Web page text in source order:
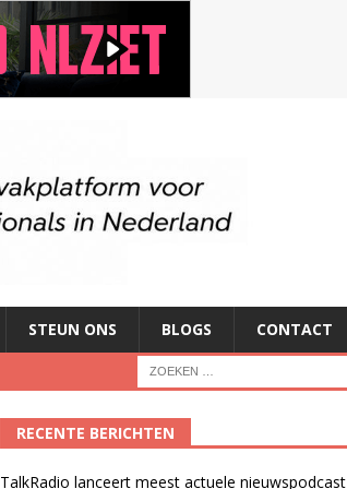
STEUN ONS BLOGS CONTACT
RECENTE BERICHTEN
TalkRadio lanceert meest actuele nieuwspodcast